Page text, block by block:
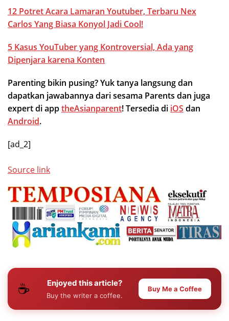
12 Potret Acara Lamaran Youtuber, Terbaru Nex
Carlos Yang Biasa Konyol Jadi Cool!
5 Kasus YouTuber yang Kontroversial, Ada yang
Dipenjara karena Konten
Parenting bikin pusing? Yuk tanya langsung dan
dapatkan jawabannya dari sesama Parents dan juga
expert di apptheAsianparent! Tersedia di iOS dan
Android.
[ad_2]
Source link
☕ Enjoyed this article?
Buy the writer a coffee.
Buy Me a Coffee